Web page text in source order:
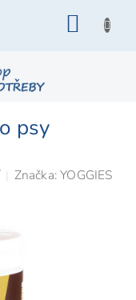
psy
Značka:YOGGIES